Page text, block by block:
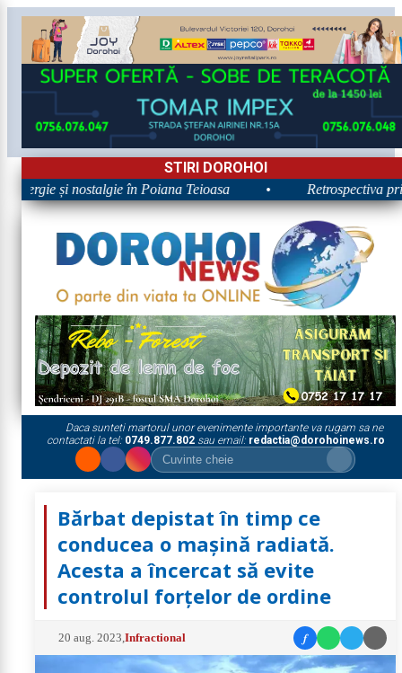
STIRI DOROHOI
și nostalgie în Poiana Teioasa Retrospectiva
Daca sunteti martorul unor evenimente importante va rugam sa ne
contactati la tel: 0749.877.802sau email: redactia@dorohoinews.ro
Bărbat depistat în timp ce
conducea o mașină radiată.
Acesta a încercat să evite
controlul forțelor de ordine
20 aug. 2023 ,Infractional f